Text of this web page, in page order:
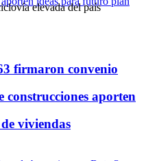
firmaron convenio
construcciones aporten
viviendas